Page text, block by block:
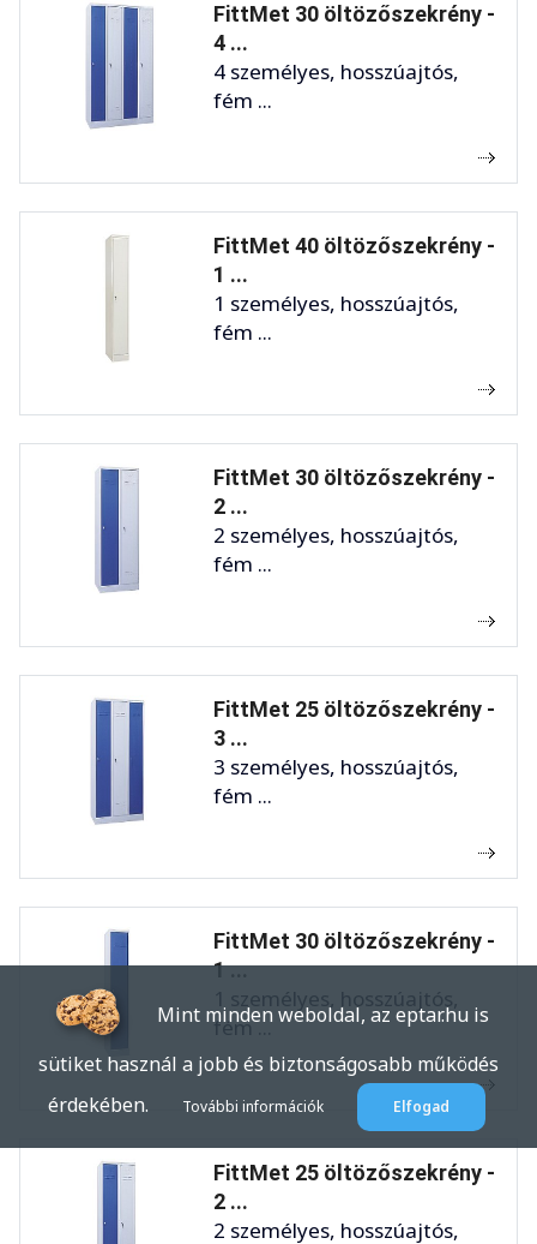
FittMet 30 öltözőszekrény -
4 ...
4 személyes, hosszúajtós,
fém ...
FittMet 40 öltözőszekrény -
1 ...
1 személyes, hosszúajtós,
fém ...
FittMet 30 öltözőszekrény -
2 ...
2 személyes, hosszúajtós,
fém ...
FittMet 25 öltözőszekrény -
3 ...
3 személyes, hosszúajtós,
fém ...
FittMet 30 öltözőszekrény -
1 ...
1 személyes, hosszúajtós,
fém ...
FittMet 25 öltözőszekrény -
2 ...
2 személyes, hosszúajtós,
Mint minden weboldal, az eptar.hu is
sütiket használ a jobb és biztonságosabb működés
érdekében.
További információk Elfogad